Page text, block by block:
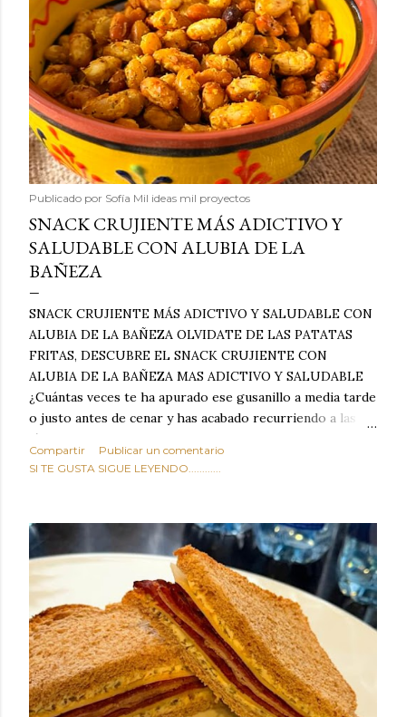
Publicado por Sofía Mil ideas mil proyectos
SNACK CRUJIENTE MÁS ADICTIVO Y
SALUDABLE CON ALUBIA DE LA
BAÑEZA
SNACK CRUJIENTE MÁS ADICTIVO Y SALUDABLE CON
ALUBIA DE LA BAÑEZA OLVIDATE DE LAS PATATAS
FRITAS, DESCUBRE EL SNACK CRUJIENTE CON
ALUBIA DE LA BAÑEZA MAS ADICTIVO Y SALUDABLE
¿Cuántas veces te ha apurado ese gusanillo a media tarde
o justo antes de cenar y has acabado recurriendo a las
típicas patatas de bolsa, frutos secos fritos o snacks
ultraprocesados llenos de grasas saturadas y sodio?
sabroso, con ese toque tostado y crujiente que tanto nos
satisface. Estas alubias crujientes al horno van a cambiar
por completo tu forma de ver las legumbres. Olvídate de
asociar las alubias únicamente a los guisos tradicionales y
copiosos de invierno. Con esta receta simple pero
revolucionaria, transformaremos un ingrediente tan
humilde como la alubia de La Bañeza en un snack ligero,
dorado, cargado de proteína y 100% natural. Es el
sustituto perfecto a los frutos se...
Compartir
Publicar un comentario
SI TE GUSTA SIGUE LEYENDO............